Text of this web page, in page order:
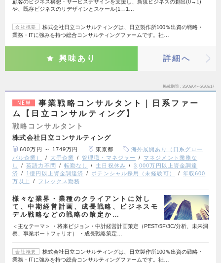
顧客のビジネス構想・サービスデザインを支援し、新規ビジネスの創出(0→1)
や、既存ビジネスのリデザインとスケール(1→1…
会社概要
株式会社日立コンサルティングは、日立製作所100％出資の戦略・
業務・ITに強みを持つ総合コンサルティングファームです。社…
興味あり 詳細へ
掲載期間 26/08/04～26/08/17
NEW
事業戦略コンサルタント｜日系ファー
ム【日立コンサルティング】
戦略コンサルタント
株式会社日立コンサルティング
600万円 ～ 1749万円 東京都
海外展開あり（日系グロー
バル企業）
大手企業 管理職・マネジャー
マネジメント業務な
し
英語力不問 転勤なし 土日祝休み
3,000万円以上資金調達
済
1億円以上資金調達済 ポテンシャル採用（未経験可）
年収600
万以上
フレックス勤務
様々な業界・業種のクライアントに対し
て、中期経営計画、成長戦略、ビジネスモ
デル戦略などの戦略の策定か…
＜主なテーマ＞ ・将来ビジョン・中計経営計画策定（PEST/5F/3C/分析、未来洞
察、事業ポートフォリオ） ・成長戦略策定…
会社概要
株式会社日立コンサルティングは、日立製作所100％出資の戦略・
業務・ITに強みを持つ総合コンサルティングファームです。社…